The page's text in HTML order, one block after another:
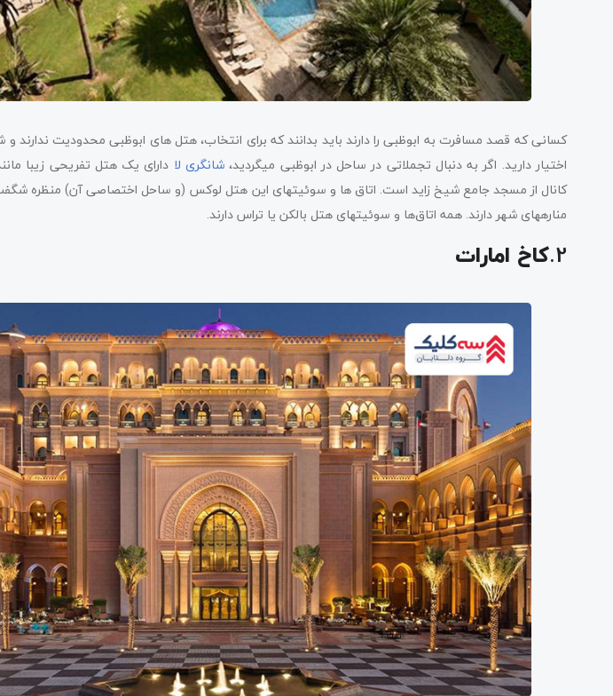
کسانی که قصد مسافرت به ابوظبی را دارند باید بدانند که برای انتخاب، هتل های ابوظبی محدودیت ندارند
اختیار دارید. اگر به دنبال تجملاتی در ساحل در ابوظبی می­گردید، شانگری لا دارای یک هتل تفریحی زیبا
کانال از مسجد جامع شیخ زاید است. اتاق­ ها و سوئیت­های این هتل لوکس (و ساحل اختصاصی آن) منظره
مناره­های شهر دارند. همه اتاق‌ها و سوئیت­های هتل بالکن یا تراس دارند.
2. کاخ امارات